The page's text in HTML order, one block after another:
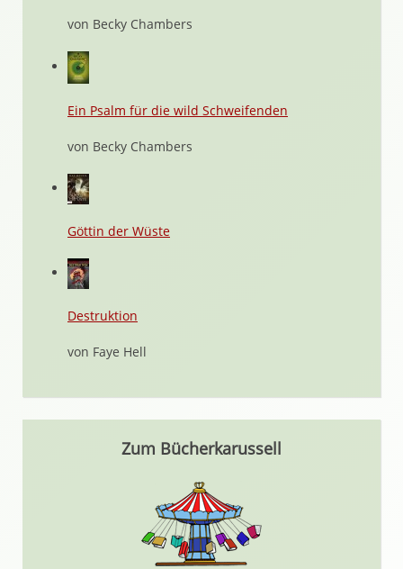
von Becky Chambers
Ein Psalm für die wild Schweifenden
von Becky Chambers
Göttin der Wüste
Destruktion
von Faye Hell
Zum Bücherkarussell